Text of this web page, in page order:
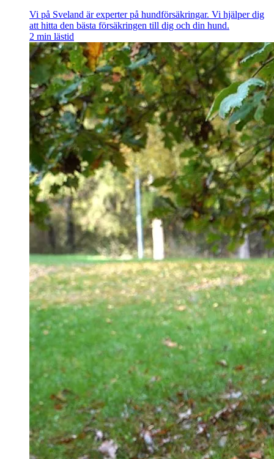
Vi på Sveland är experter på hundförsäkringar. Vi hjälper dig
att hitta den bästa försäkringen till dig och din hund.
2 min lästid